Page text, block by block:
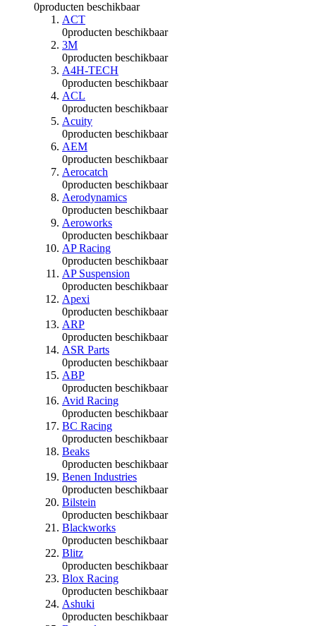
0producten beschikbaar
ACT
0producten beschikbaar
3M
0producten beschikbaar
A4H-TECH
0producten beschikbaar
ACL
0producten beschikbaar
Acuity
0producten beschikbaar
AEM
0producten beschikbaar
Aerocatch
0producten beschikbaar
Aerodynamics
0producten beschikbaar
Aeroworks
0producten beschikbaar
AP Racing
0producten beschikbaar
AP Suspension
0producten beschikbaar
Apexi
0producten beschikbaar
ARP
0producten beschikbaar
ASR Parts
0producten beschikbaar
ABP
0producten beschikbaar
Avid Racing
0producten beschikbaar
BC Racing
0producten beschikbaar
Beaks
0producten beschikbaar
Benen Industries
0producten beschikbaar
Bilstein
0producten beschikbaar
Blackworks
0producten beschikbaar
Blitz
0producten beschikbaar
Blox Racing
0producten beschikbaar
Ashuki
0producten beschikbaar